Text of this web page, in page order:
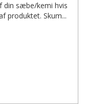
din sæbe/kemi hvis
produktet. Skum...